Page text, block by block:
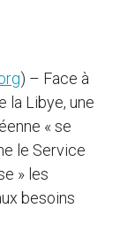
) – Face à
la Libye, une
« se
le Service
» les
besoins